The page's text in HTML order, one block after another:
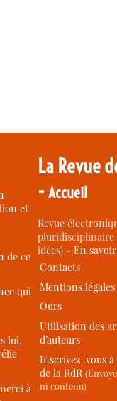
et
de ce
qui
lui,
à
La Revue
-Accueil
Revue
idées) -En
Contacts
Mentions légales
Ours
Utilisation des
d’auteurs
Inscrivez-vous
de la RdR
ni contenu)